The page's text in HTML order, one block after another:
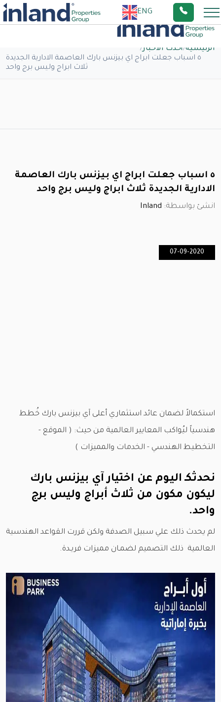
ENG
الرئيسية/أحدث الاخبار/
٥ اسباب جعلت ابراج اي بيزنس بارك العاصمة الادارية الجديدة
ثلاث ابراج وليس برج واحد
٥ اسباب جعلت ابراج اي بيزنس بارك العاصمة
الادارية الجديدة ثلاث ابراج وليس برج واحد
انشئ بواسطة: Inland
07-09-2020
استكمالاً لضمان عائد استثماري أعلى آي بيزنس بارك خُطط
هندسياً ليُواكب المعايير العالمية من حيث: ( الموقع -
التخطيط الهندسي - الخدمات والمميزات )
نحدثكـ اليـوم عن اختيار آي بيزنس بارك
ليكون مكون من ثلاث أبراج وليس برج
واحد.
لم يحدث ذلك علي سبيل الصدفة ولكن قررت القواعد الهندسية
العالمية ذلك التصميم لضمـان مميزات فريـدة.